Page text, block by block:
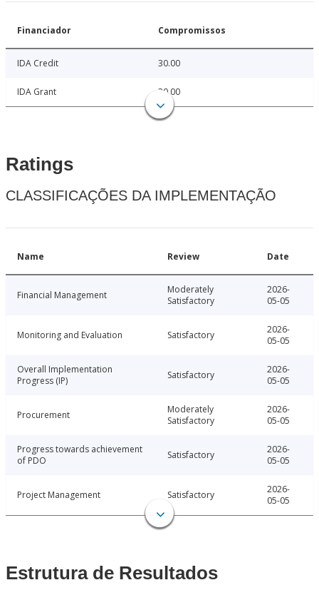
Financiador Compromissos
IDA Credit 30.00
IDA Grant 30.00
Ratings
CLASSIFICAÇÕES DA IMPLEMENTAÇÃO
Name Review Date
Financial Management
Moderately
Satisfactory
2026-
05-05
Monitoring and Evaluation Satisfactory
2026-
05-05
Overall Implementation
Progress (IP)
Satisfactory
2026-
05-05
Procurement
Moderately
Satisfactory
2026-
05-05
Progress towards achievement
of PDO
Satisfactory
2026-
05-05
Project Management Satisfactory
2026-
05-05
Estrutura de Resultados